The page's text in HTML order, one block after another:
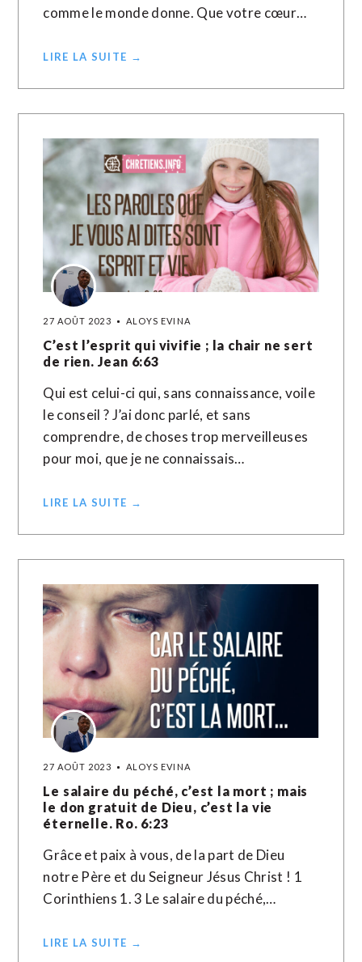
comme le monde donne. Que votre cœur…
LIRE LA SUITE →
27 AOÛT 2023 ALOYS EVINA
C’est l’esprit qui vivifie ; la chair ne sert
de rien. Jean 6:63
Qui est celui-ci qui, sans connaissance, voile
le conseil ? J’ai donc parlé, et sans
comprendre, de choses trop merveilleuses
pour moi, que je ne connaissais…
LIRE LA SUITE →
27 AOÛT 2023 ALOYS EVINA
Le salaire du péché, c’est la mort ; mais
le don gratuit de Dieu, c’est la vie
éternelle. Ro. 6:23
Grâce et paix à vous, de la part de Dieu
notre Père et du Seigneur Jésus Christ ! 1
Corinthiens 1. 3 Le salaire du péché,…
LIRE LA SUITE →